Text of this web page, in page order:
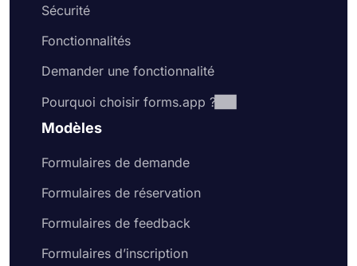
Sécurité
Fonctionnalités
Demander une fonctionnalité
Pourquoi choisir forms.app ?
Modèles
Formulaires de demande
Formulaires de réservation
Formulaires de feedback
Formulaires d’inscription